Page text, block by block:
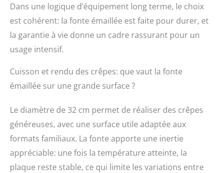
Dans une logique d’équipement long terme, le choix
est cohérent: la fonte émaillée est faite pour durer, et
la garantie à vie donne un cadre rassurant pour un
usage intensif.
Cuisson et rendu des crêpes: que vaut la fonte
émaillée sur une grande surface ?
Le diamètre de 32 cm permet de réaliser des crêpes
généreuses, avec une surface utile adaptée aux
formats familiaux. La fonte apporte une inertie
appréciable: une fois la température atteinte, la
plaque reste stable, ce qui limite les variations entre